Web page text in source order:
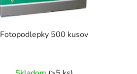
Fotopodlepky 500 kusov